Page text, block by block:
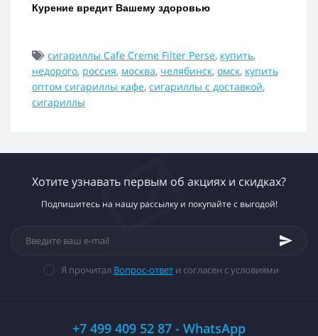
Курение вредит Вашему здоровью
сигариллы Cafe Creme Filter Perse, купить,
недорого, россия, москва, челябинск, омск, купить
оптом сигариллы кафе, сигариллы с доставкой,
сигариллы
Хотите узнавать первым об акциях и скидках?
Подпишитесь на нашу рассылку и покупайте с выгодой!
Я прочитал Вопрос-ответи согласен с условиями
+7 499 409 52 87 - WhatsApp